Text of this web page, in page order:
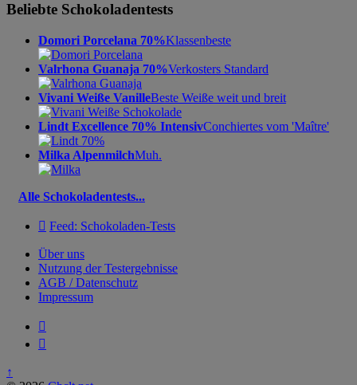
Beliebte Schokoladentests
Domori Porcelana 70%Klassenbeste
Valrhona Guanaja 70%Verkosters Standard
Vivani Weiße VanilleBeste Weiße weit und breit
Lindt Excellence 70% IntensivConchiertes vom 'Maître'
Milka AlpenmilchMuh.
Alle Schokoladentests...
 Feed: Schokoladen-Tests
Über uns
Nutzung der Testergebnisse
AGB / Datenschutz
Impressum


↑